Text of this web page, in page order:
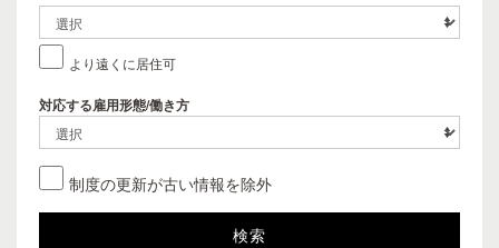
より遠くに居住可
対応する雇用形態/働き方
制度の更新が古い情報を除外